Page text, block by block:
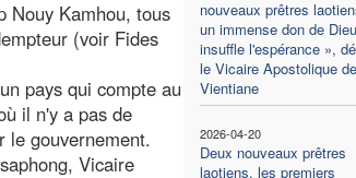
nouveaux prêtres
un immense don de
insuffle l'espérance »,
le Vicaire Apostolique de
Vientiane
2026-04-20
Deux nouveaux prêtres
laotiens, les premiers
Nouy Kamhou, tous
(voir Fides
pays qui compte au
il n'y a pas de
le gouvernement.
Vicaire